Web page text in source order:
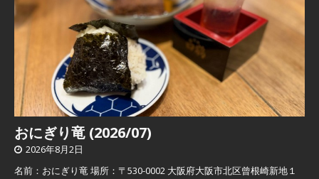
おにぎり竜 (2026/07)
2026年8月2日
名前：おにぎり竜 場所：〒530-0002 大阪府大阪市北区曾根崎新地１